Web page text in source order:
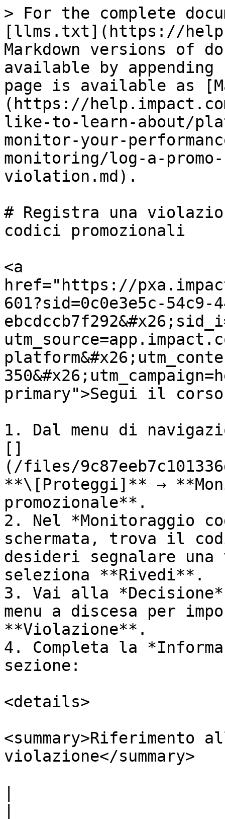
> For the complete
[llms.txt](https://
Markdown versions of
available by
page is available as
(https://
like-to-learn-about/
monitor-your-
monitoring/log-a-
violation.md).
# Registra una
codici promozionali
<a
href="https://
601?sid=0c0e3e5c-54c9-
primary">Segui il corso
1. Dal menu di
[]
(/files/
**\[Proteggi]** →
promozionale**.
2. Nel *Monitoraggio
schermata, trova il
desideri segnalare
seleziona **Rivedi**.
3. Vai alla
menu a discesa per
**Violazione**.
4. Completa la
sezione:
<details>
violazione</summary>